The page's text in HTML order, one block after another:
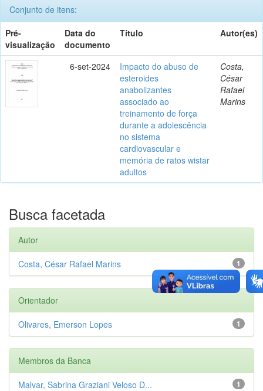
Conjunto de itens:
Pré-
visualização
Data do
documento
Título Autor(es)
6-set-2024
Impacto do abuso de
esteroides
anabolizantes
associado ao
treinamento de força
durante a adolescência
no sistema
cardiovascular e
memória de ratos wistar
adultos
Costa,
César
Rafael
Marins
Busca facetada
Autor
1
Costa, César Rafael Marins
Orientador
1
Olivares, Emerson Lopes
Membros da Banca
1
Malvar, Sabrina Graziani Veloso D...